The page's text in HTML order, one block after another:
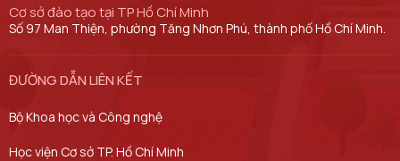
Cơ sở đào tạo tại TP Hồ Chí Minh
Số 97 Man Thiện, phường Tăng Nhơn Phú, thành phố Hồ Chí Minh.
ĐƯỜNG DẪN LIÊN KẾT
Bộ Khoa học và Công nghệ
Học viện Cơ sở TP. Hồ Chí Minh​